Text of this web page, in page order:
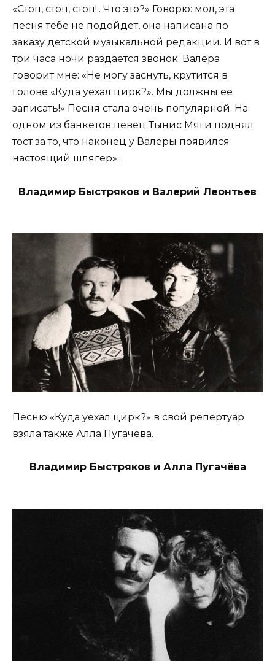
«Стоп, стоп, стоп!.. Что это?» Говорю: мол, эта
песня тебе не подойдет, она написана по
заказу детской музыкальной редакции. И вот в
три часа ночи раздается звонок. Валера
говорит мне: «Не могу заснуть, крутится в
голове «Куда уехал цирк?». Мы должны ее
записать!» Песня стала очень популярной. На
одном из банкетов певец Тынис Мяги поднял
тост за то, что наконец у Валеры появился
настоящий шлягер».
Владимир Быстряков и Валерий Леонтьев
Песню «Куда уехал цирк?» в свой репертуар
взяла также Алла Пугачёва.
Владимир Быстряков и Алла Пугачёва